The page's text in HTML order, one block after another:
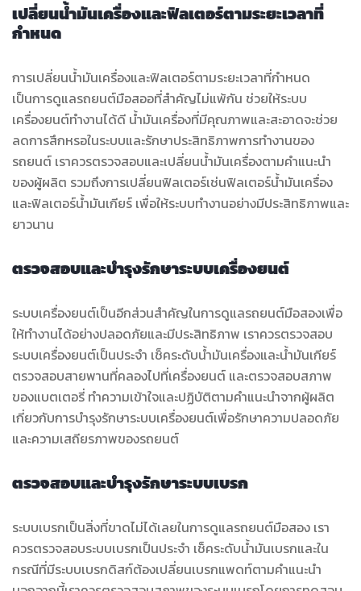
เปลี่ยนน้ำมันเครื่องและฟิลเตอร์ตามระยะเวลาที่
กำหนด
การเปลี่ยนน้ำมันเครื่องและฟิลเตอร์ตามระยะเวลาที่กำหนด
เป็นการดูแลรถยนต์มือสออที่สำคัญไม่แพ้กัน ช่วยให้ระบบ
เครื่องยนต์ทำงานได้ดี น้ำมันเครื่องที่มีคุณภาพและสะอาดจะช่วย
ลดการสึกหรอในระบบและรักษาประสิทธิภาพการทำงานของ
รถยนต์ เราควรตรวจสอบและเปลี่ยนน้ำมันเครื่องตามคำแนะนำ
ของผู้ผลิต รวมถึงการเปลี่ยนฟิลเตอร์เช่นฟิลเตอร์น้ำมันเครื่อง
และฟิลเตอร์น้ำมันเกียร์ เพื่อให้ระบบทำงานอย่างมีประสิทธิภาพและ
ยาวนาน
ตรวจสอบและบำรุงรักษาระบบเครื่องยนต์
ระบบเครื่องยนต์เป็นอีกส่วนสำคัญในการดูแลรถยนต์มือสองเพื่อ
ให้ทำงานได้อย่างปลอดภัยและมีประสิทธิภาพ เราควรตรวจสอบ
ระบบเครื่องยนต์เป็นประจำ เช็คระดับน้ำมันเครื่องและน้ำมันเกียร์
ตรวจสอบสายพานที่คลองไปที่เครื่องยนต์ และตรวจสอบสภาพ
ของแบตเตอรี่ ทำความเข้าใจและปฏิบัติตามคำแนะนำจากผู้ผลิต
เกี่ยวกับการบำรุงรักษาระบบเครื่องยนต์เพื่อรักษาความปลอดภัย
และความเสถียรภาพของรถยนต์
ตรวจสอบและบำรุงรักษาระบบเบรก
ระบบเบรกเป็นสิ่งที่ขาดไม่ได้เลยในการดูแลรถยนต์มือสอง เรา
ควรตรวจสอบระบบเบรกเป็นประจำ เช็คระดับน้ำมันเบรกและใน
กรณีที่มีระบบเบรกดิสก์ต้องเปลี่ยนเบรกแพดท์ตามคำแนะนำ